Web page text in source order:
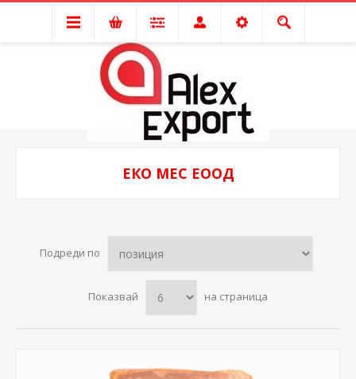
ЕКО МЕС ЕООД
Подреди по
Показвай на страница